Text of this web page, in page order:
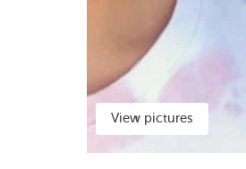
View pictures